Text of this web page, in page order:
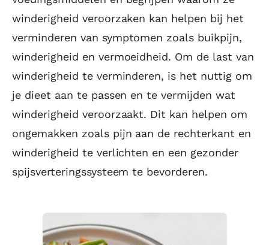
winderigheid veroorzaken kan helpen bij het
verminderen van symptomen zoals buikpijn,
winderigheid en vermoeidheid. Om de last van
winderigheid te verminderen, is het nuttig om
je dieet aan te passen en te vermijden wat
winderigheid veroorzaakt. Dit kan helpen om
ongemakken zoals pijn aan de rechterkant en
winderigheid te verlichten en een gezonder
spijsverteringssysteem te bevorderen.